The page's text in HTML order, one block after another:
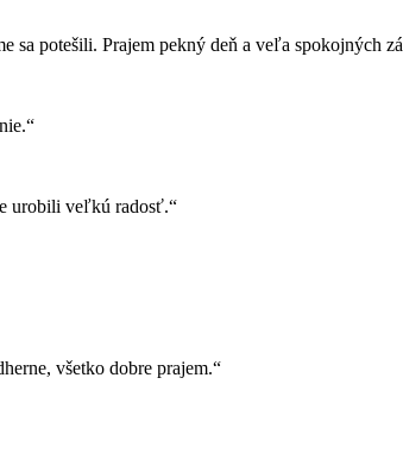
sa potešili. Prajem pekný deň a veľa spokojných
urobili veľkú radosť.“
všetko dobre prajem.“